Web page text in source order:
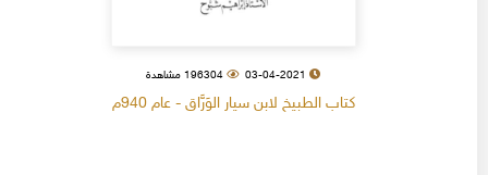
03-04-2021 196304 مشاهدة
كتاب الطبيخ لابن سيار الوَرَّاق - عام 940م